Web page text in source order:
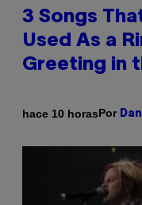
3 Songs
Used As a
Greeting in
hace 10 horasPor